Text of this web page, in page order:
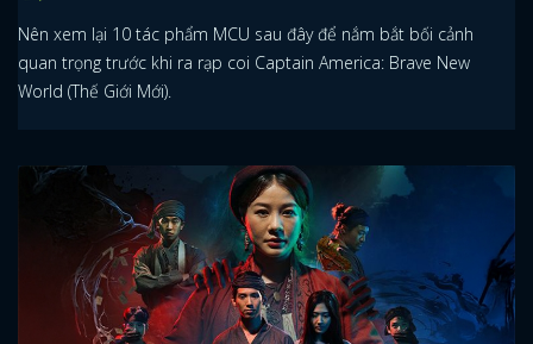
Nên xem lại 10 tác phẩm MCU sau đây để nắm bắt bối cảnh
quan trọng trước khi ra rạp coi Captain America: Brave New
World (Thế Giới Mới).